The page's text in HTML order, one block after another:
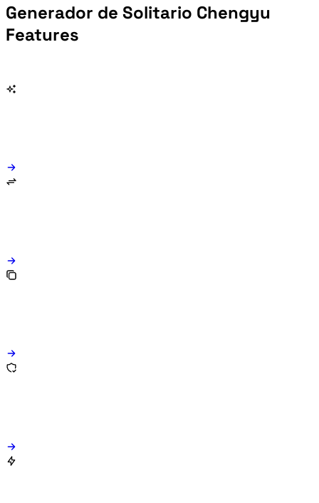
Generador de Solitario Chengyu
Features